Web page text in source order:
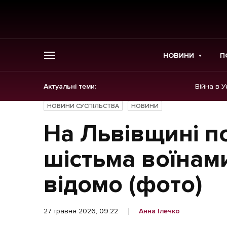
НОВИНИ
Актуальні теми: Війна в
ГОЛОВНЕ
Новини
Політика
Економіка
Бізнес
НОВИНИ СУСПІЛЬСТВА НОВИНИ
На Львівщині
шістьма
відомо (фото)
27 травня 2026, 09:22 Анна Ілечко